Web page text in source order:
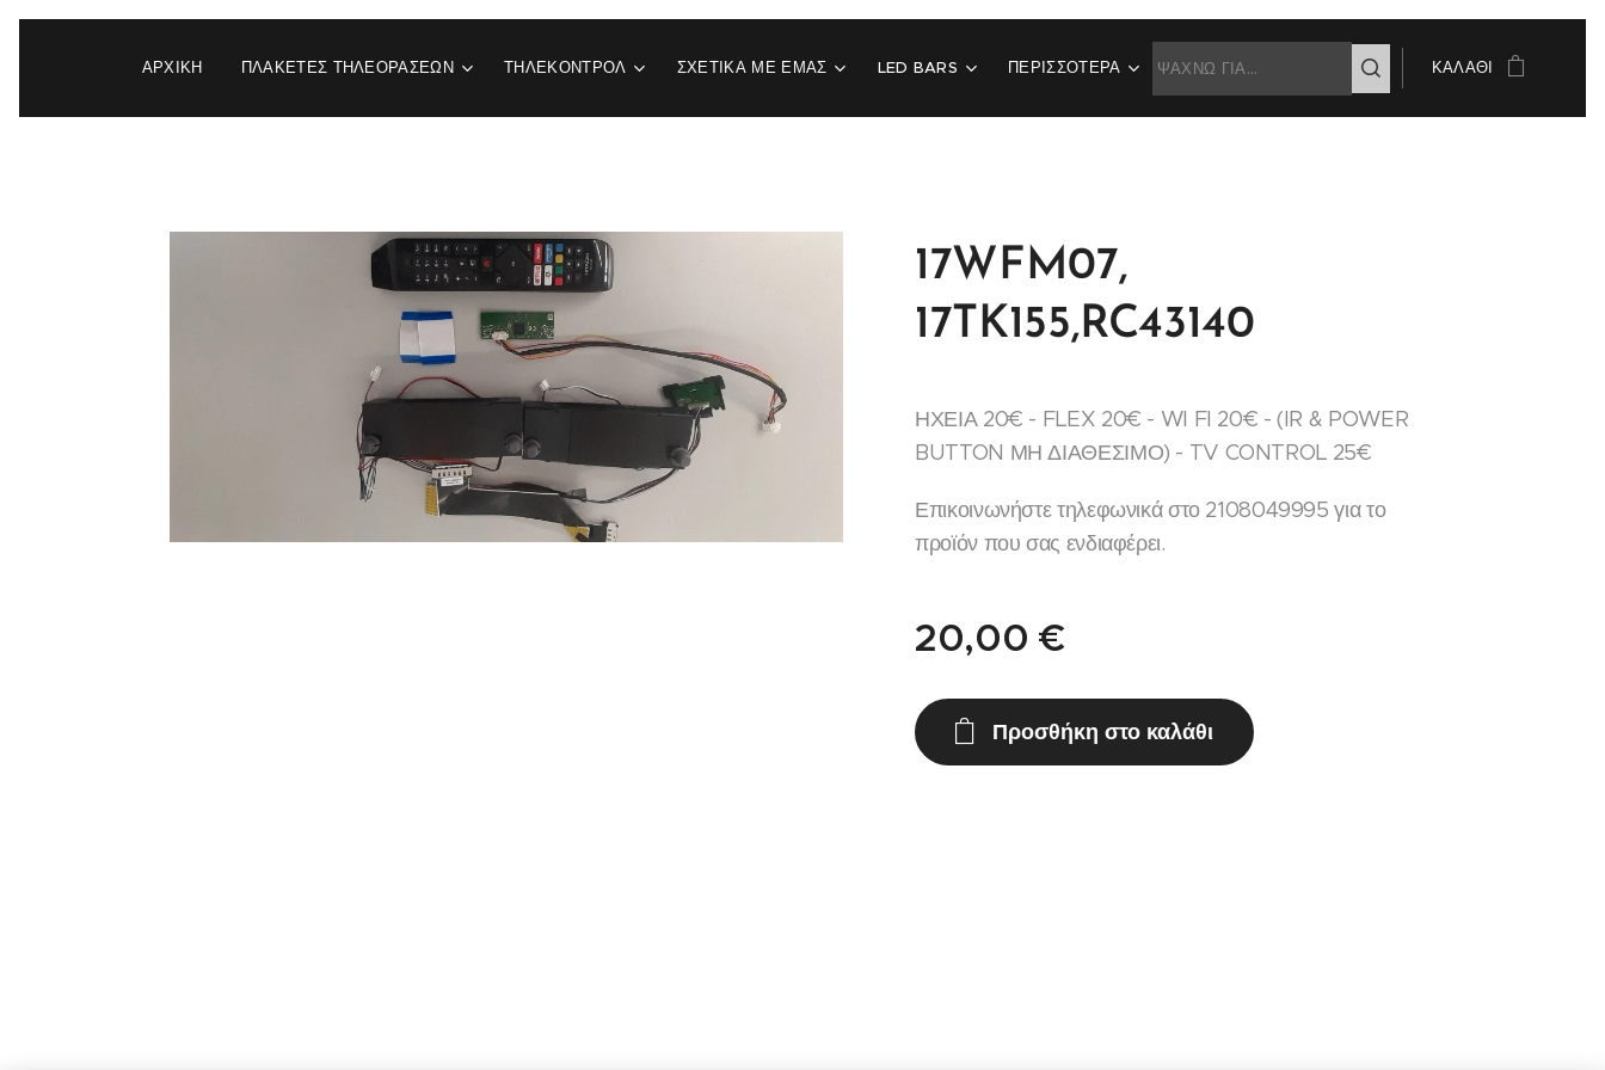
ΑΡΧΙΚΉ ΠΛΑΚΕΤΕΣ ΤΗΛΕΟΡΑΣΕΩΝ ΤΗΛΕΚΟΝΤΡΟΛ ΣΧΕΤΙΚΆ ΜΕ ΕΜΆΣ LED BARS ΠΕΡΙΣΣΌΤΕΡΑ ΚΑΛΆΘΙ
17WFM07,
17TK155,RC43140
ΗΧΕΙΑ 20€ - FLEX 20€ - WI FI 20€ - (IR & POWER
BUTTON ΜΗ ΔΙΑΘΕΣΙΜΟ) - TV CONTROL 25€
Επικοινωνήστε τηλεφωνικά στο 2108049995 για το
προϊόν που σας ενδιαφέρει.
20,00 €
Προσθήκη στο καλάθι